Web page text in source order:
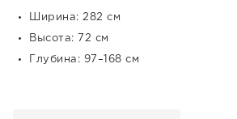
Ширина: 282 см
Высота: 72 см
Глубина: 97–168 см